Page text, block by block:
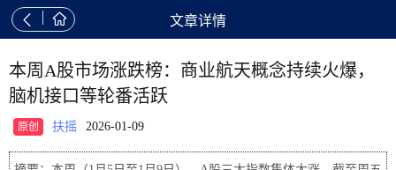
  文章详情
本周A股市场涨跌榜：商业航天概念持续火爆，
脑机接口等轮番活跃
原创 扶摇 2026-01-09